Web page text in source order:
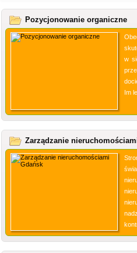
Pozycjonowanie organiczne
w
Im
Zarządzanie